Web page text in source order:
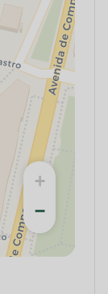
+
−